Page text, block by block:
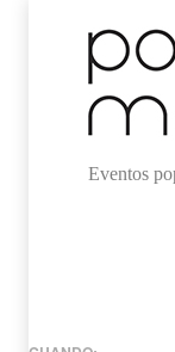
Eventos